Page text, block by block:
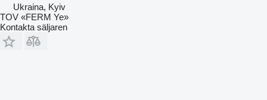
Ukraina, Kyiv
TOV «FERM Ye»
Kontakta säljaren